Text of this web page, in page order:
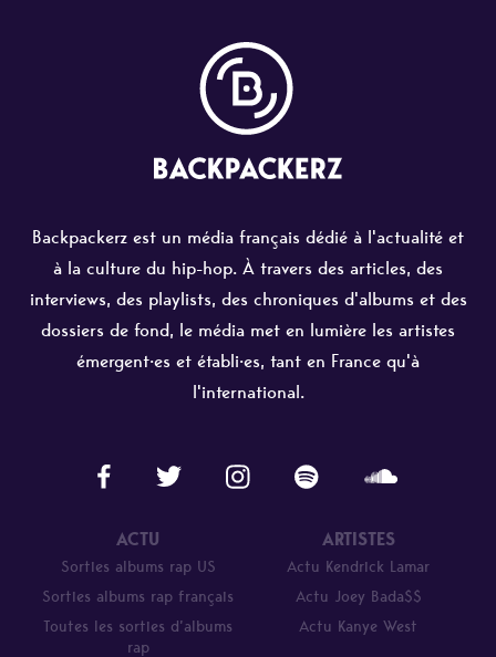
Backpackerz est un média français dédié à l'actualité et
à la culture du hip-hop. À travers des articles, des
interviews, des playlists, des chroniques d'albums et des
dossiers de fond, le média met en lumière les artistes
émergent·es et établi·es, tant en France qu'à
l'international.
ACTU
Sorties albums rap US
Sorties albums rap français
Toutes les sorties d’albums
rap
ARTISTES
Actu Kendrick Lamar
Actu Joey Bada$$
Actu Kanye West